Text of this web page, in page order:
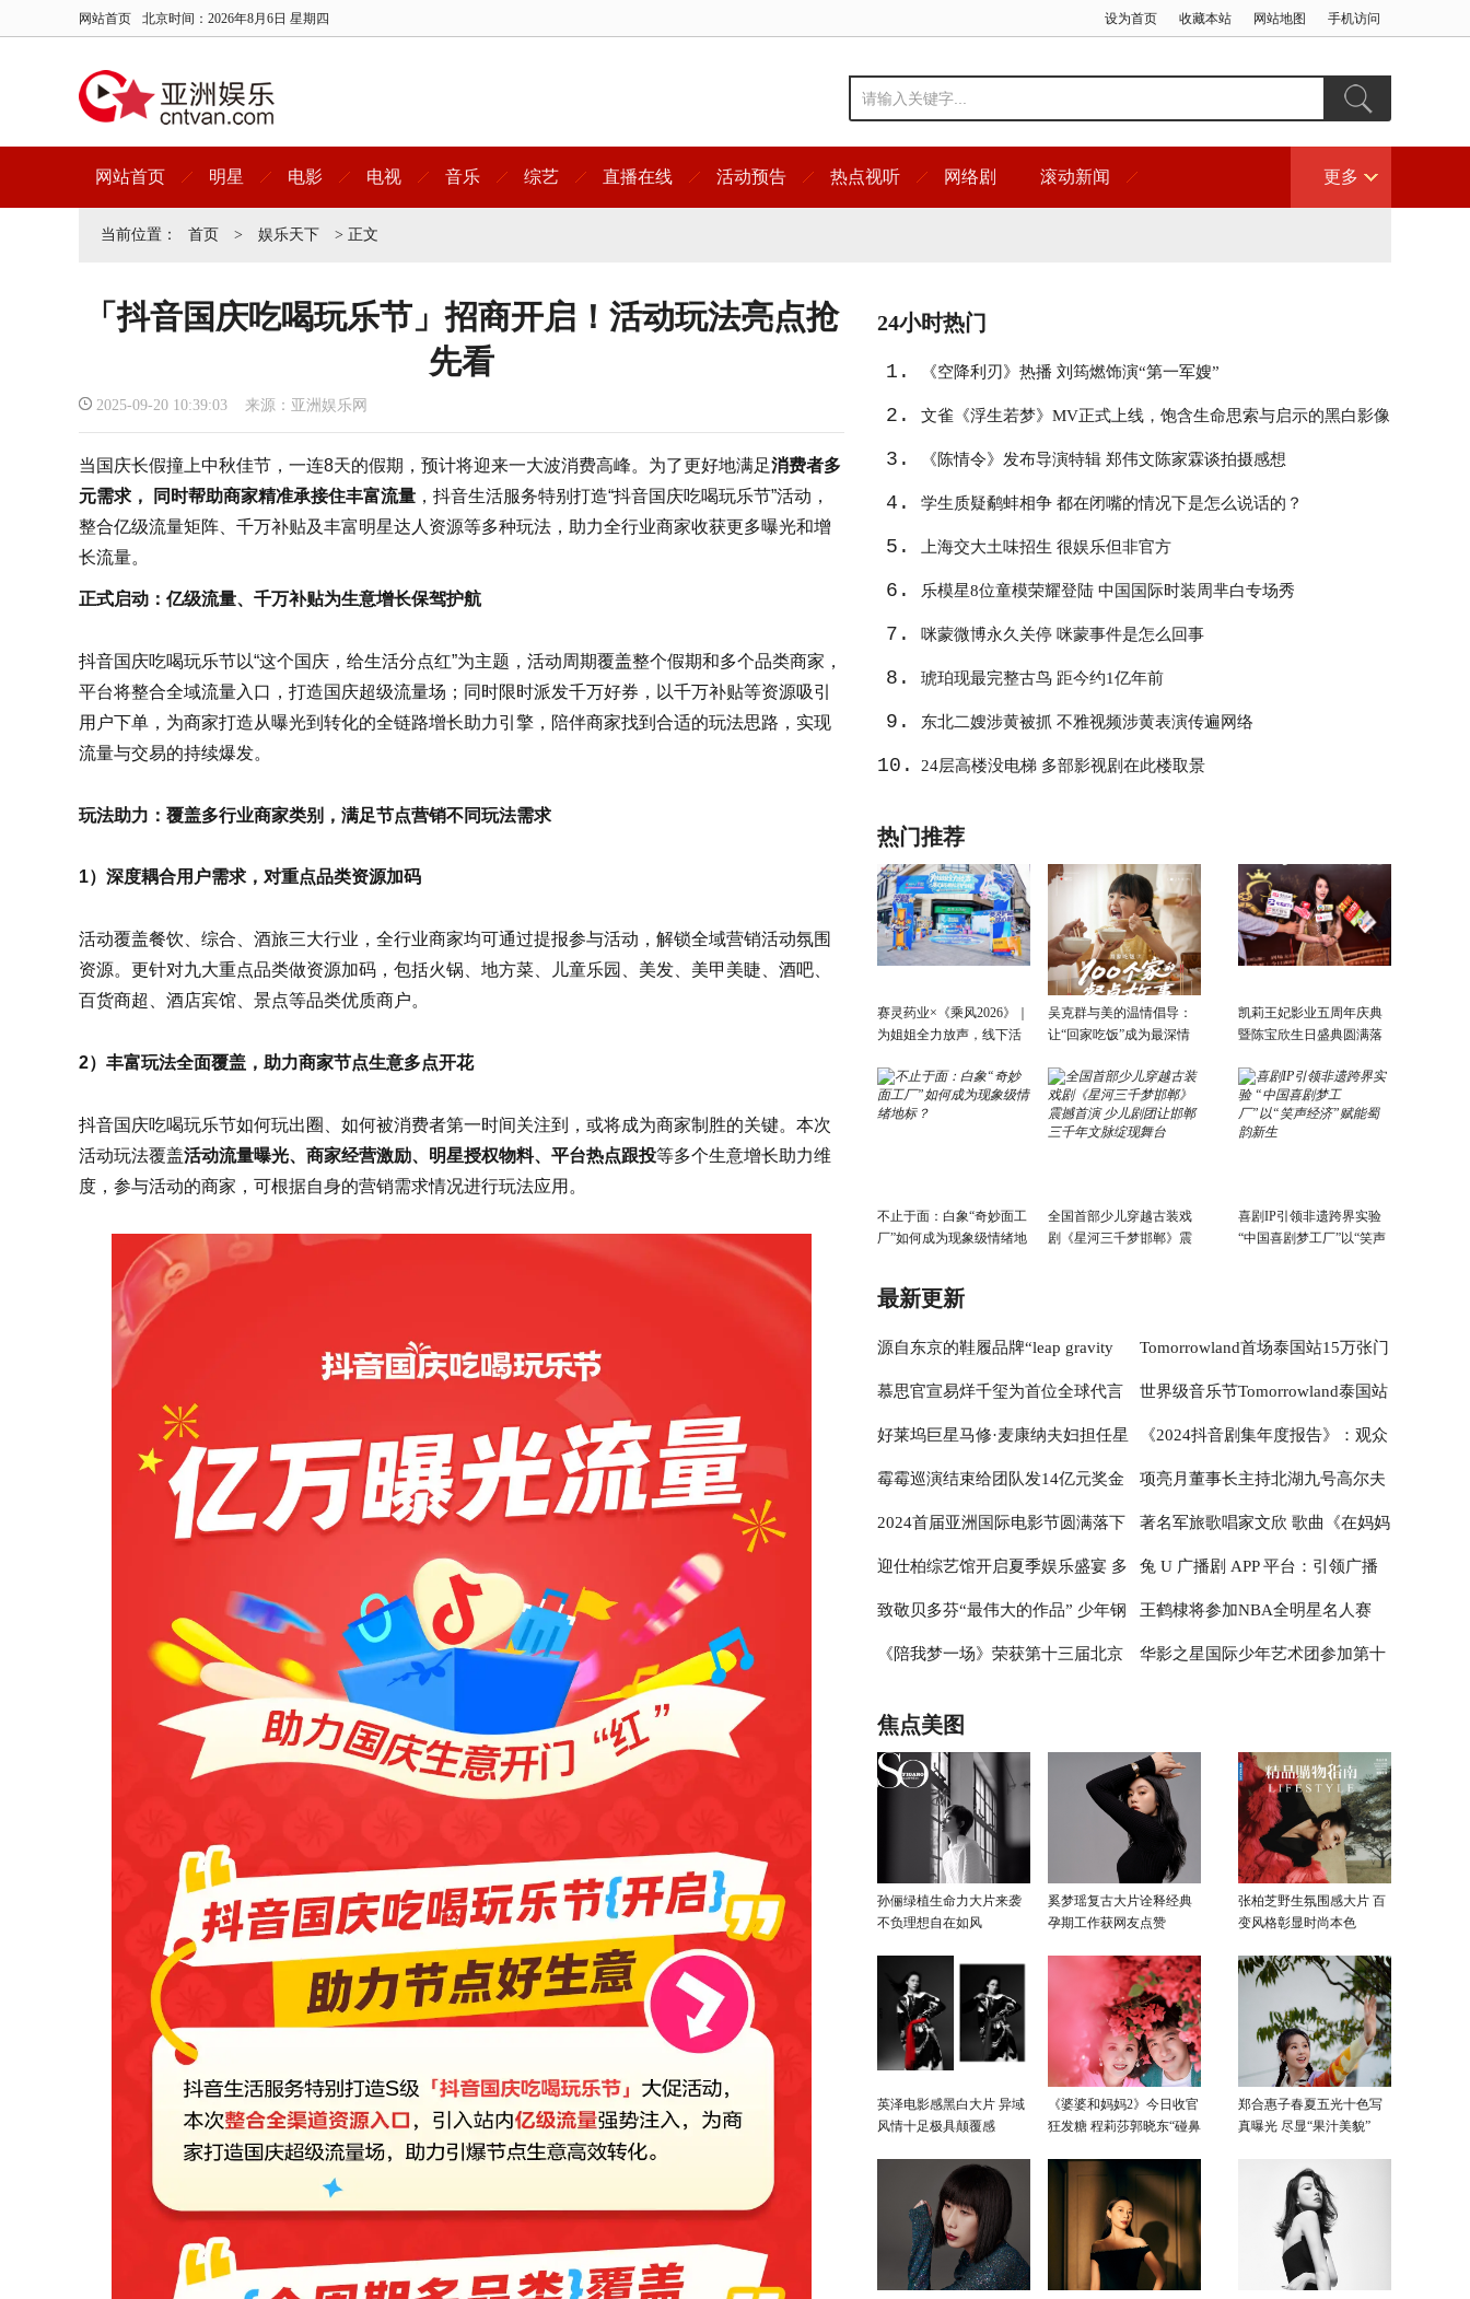
网站首页 北京时间： 2026年8月6日 星期四 设为首页 收藏本站 网站地图 手机访问
网站首页 明星 电影 电视 音乐 综艺 直播在线 活动预告 热点视听 网络剧 滚动新闻 更多
当前位置： 首页 > 娱乐天下 > 正文
「抖音国庆吃喝玩乐节」招商开启！活动玩法亮点抢
先看
2025-09-20 10:39:03 来源：亚洲娱乐网
当国庆长假撞上中秋佳节，一连8天的假期，预计将迎来一大波消费高峰。为了更好地满足消费者多
元需求， 同时帮助商家精准承接住丰富流量 ，抖音生活服务特别打造“抖音国庆吃喝玩乐节”活动，
整合亿级流量矩阵、千万补贴及丰富明星达人资源等多种玩法，助力全行业商家收获更多曝光和增
长流量。
正式启动：亿级流量、千万补贴为生意增长保驾护航
抖音国庆吃喝玩乐节以“这个国庆，给生活分点红”为主题，活动周期覆盖整个假期和多个品类商家，
平台将整合全域流量入口，打造国庆超级流量场；同时限时派发千万好券，以千万补贴等资源吸引
用户下单，为商家打造从曝光到转化的全链路增长助力引擎，陪伴商家找到合适的玩法思路，实现
流量与交易的持续爆发。
玩法助力：覆盖多行业商家类别，满足节点营销不同玩法需求
1）深度耦合用户需求，对重点品类资源加码
活动覆盖餐饮、综合、酒旅三大行业，全行业商家均可通过提报参与活动，解锁全域营销活动氛围
资源。更针对九大重点品类做资源加码，包括火锅、地方菜、儿童乐园、美发、美甲美睫、酒吧、
百货商超、酒店宾馆、景点等品类优质商户。
2）丰富玩法全面覆盖，助力商家节点生意多点开花
抖音国庆吃喝玩乐节如何玩出圈、如何被消费者第一时间关注到，或将成为商家制胜的关键。本次
活动玩法覆盖活动流量曝光、商家经营激励、明星授权物料、平台热点跟投等多个生意增长助力维
度，参与活动的商家，可根据自身的营销需求情况进行玩法应用。
24小时热门
1. 《空降利刃》热播 刘筠燃饰演“第一军嫂”
2. 文雀《浮生若梦》MV正式上线，饱含生命思索与启示的黑白影像
诗
3. 《陈情令》发布导演特辑 郑伟文陈家霖谈拍摄感想
4. 学生质疑鹬蚌相争 都在闭嘴的情况下是怎么说话的？
5. 上海交大土味招生 很娱乐但非官方
6. 乐模星8位童模荣耀登陆 中国国际时装周芈白专场秀
7. 咪蒙微博永久关停 咪蒙事件是怎么回事
8. 琥珀现最完整古鸟 距今约1亿年前
9. 东北二嫂涉黄被抓 不雅视频涉黄表演传遍网络
10. 24层高楼没电梯 多部影视剧在此楼取景
热门推荐
赛灵药业×《乘风2026》｜
为姐姐全力放声，线下活
吴克群与美的温情倡导：
让“回家吃饭”成为最深情
凯莉王妃影业五周年庆典
暨陈宝欣生日盛典圆满落
发布
不止于面：白象“奇妙面工
厂”如何成为现象级情绪地
全国首部少儿穿越古装戏
剧《星河三千梦邯郸》震
喜剧IP引领非遗跨界实验
“中国喜剧梦工厂”以“笑声
最新更新
源自东京的鞋履品牌“leap gravity
grounds”中国首秀，落户深圳万象
Tomorrowland首场泰国站15万张门
票火速售罄
慕思官宣易烊千玺为首位全球代言
人：以科技应答时代睡眠之问
世界级音乐节Tomorrowland泰国站
开票！联动在地文旅体验，音乐制
作训练营首次亮相亚洲
好莱坞巨星马修·麦康纳夫妇担任星
辰公主号命名大使，公主邮轮推
出“蓝色星期五”限时优惠
《2024抖音剧集年度报告》：观众
主动参与剧集宣发，抽卡、AI特效
受欢迎
霉霉巡演结束给团队发14亿元奖金 项亮月董事长主持北湖九号高尔夫
俱乐部（2024）友谊邀请赛
2024首届亚洲国际电影节圆满落下
帷幕
著名军旅歌唱家文欣 歌曲《在妈妈
的目光里》MV献礼八一
迎仕柏综艺馆开启夏季娱乐盛宴 多
元化演出及赛事纷至沓来
兔 U 广播剧 APP 平台：引领广播
剧新潮流
致敬贝多芬“最伟大的作品” 少年钢
琴家林秉宽 首演音乐会圆满成功
王鹤棣将参加NBA全明星名人赛
增添中美文化交流新章
《陪我梦一场》荣获第十三届北京 华影之星国际少年艺术团参加第十
焦点美图
孙俪绿植生命力大片来袭
不负理想自在如风
奚梦瑶复古大片诠释经典
孕期工作获网友点赞
张柏芝野生氛围感大片 百
变风格彰显时尚本色
英泽电影感黑白大片 异域
风情十足极具颠覆感
《婆婆和妈妈2》今日收官
狂发糖 程莉莎郭晓东“碰鼻
郑合惠子春夏五光十色写
真曝光 尽显“果汁美貌”